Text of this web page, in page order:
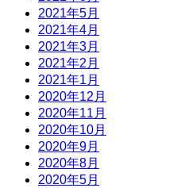
2021年5月
2021年4月
2021年3月
2021年2月
2021年1月
2020年12月
2020年11月
2020年10月
2020年9月
2020年8月
2020年5月